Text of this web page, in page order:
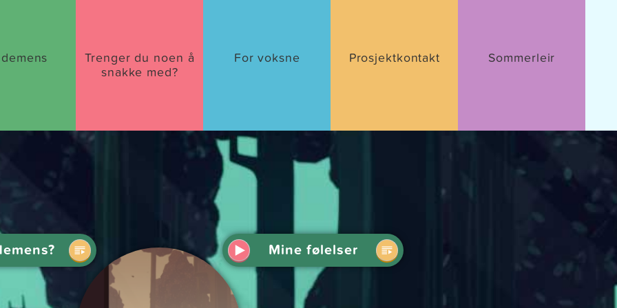
Trenger du noen å
snakke med?
For voksne Prosjektkontakt Sommerleir
Mine følelser